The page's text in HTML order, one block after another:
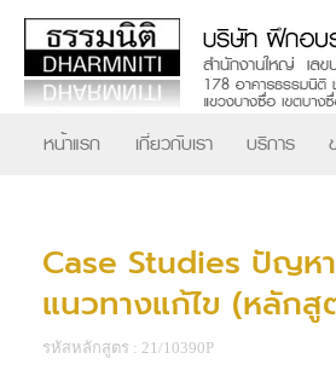
หน้าแรก เกี่ยวกับเรา บริการ
Case Studies ปัญห
แนวทางแก้ไข (หลักสู
รหัสหลักสูตร : 21/10390P